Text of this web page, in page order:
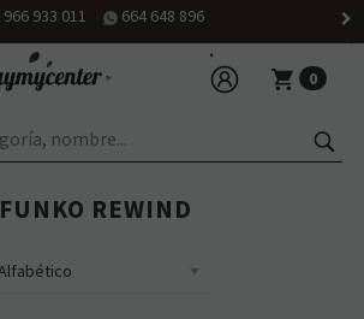
966 933 011 664 648 896
0
FUNKO REWIND